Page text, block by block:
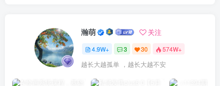
瀚萌 关注
4.9W+ 3 30 574W+
越长大越孤单 ，越长大越不安